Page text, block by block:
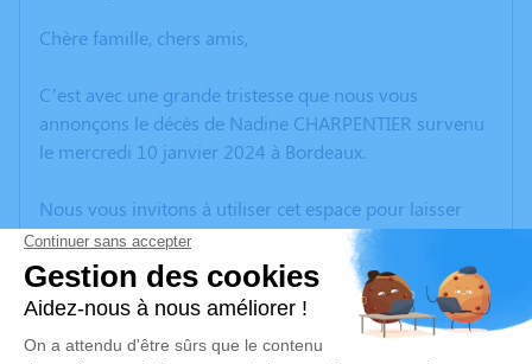
Chère famille, chers amis,
C’est avec une grande tristesse que nous vous
annonçons le décès de Nadine CHARPENTIER survenu
le mercredi 10 janvier 2024 à Bordeaux.
Nous vous invitons à utiliser cet espace pour laisser
vos condoléances, partager des photos souvenirs, une
anecdote ou exprimer vos pensées à travers des
poèmes ou des textes. Cet endroit est un lieu
d'expression dédié à honorer la mémoire de Nadine
CHARPENTIER.